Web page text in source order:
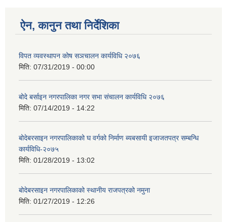
ऐन, कानुन तथा निर्देशिका
विपत व्यवस्थापन कोष सञचालन कार्यविधि २०७६
मिति: 07/31/2019 - 00:00
बोदे बर्साइन नगरपालिका नगर सभा संचालन कार्यविधि २०७६
मिति: 07/14/2019 - 14:22
बोदेबरसाइन नगरपालिकाको घ वर्गको निर्माण ब्यबसायी इजाजतपत्र सम्बन्धि
कार्यविधि-२०७५
मिति: 01/28/2019 - 13:02
बोदेबरसाइन नगरपालिकाको स्थानीय राजपत्रको नमुना
मिति: 01/27/2019 - 12:26